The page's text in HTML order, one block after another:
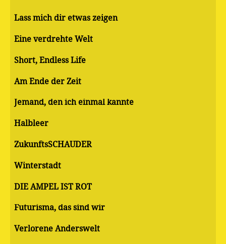
Lass mich dir etwas zeigen
Eine verdrehte Welt
Short, Endless Life
Am Ende der Zeit
Jemand, den ich einmal kannte
Halbleer
ZukunftsSCHAUDER
Winterstadt
DIE AMPEL IST ROT
Futurisma, das sind wir
Verlorene Anderswelt